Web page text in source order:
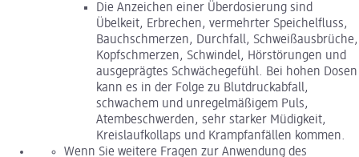
Die Anzeichen einer Überdosierung sind
Übelkeit, Erbrechen, vermehrter Speichelfluss,
Bauchschmerzen, Durchfall, Schweißausbrüche,
Kopfschmerzen, Schwindel, Hörstörungen und
ausgeprägtes Schwächegefühl. Bei hohen Dosen
kann es in der Folge zu Blutdruckabfall,
schwachem und unregelmäßigem Puls,
Atembeschwerden, sehr starker Müdigkeit,
Kreislaufkollaps und Krampfanfällen kommen.
Wenn Sie weitere Fragen zur Anwendung des